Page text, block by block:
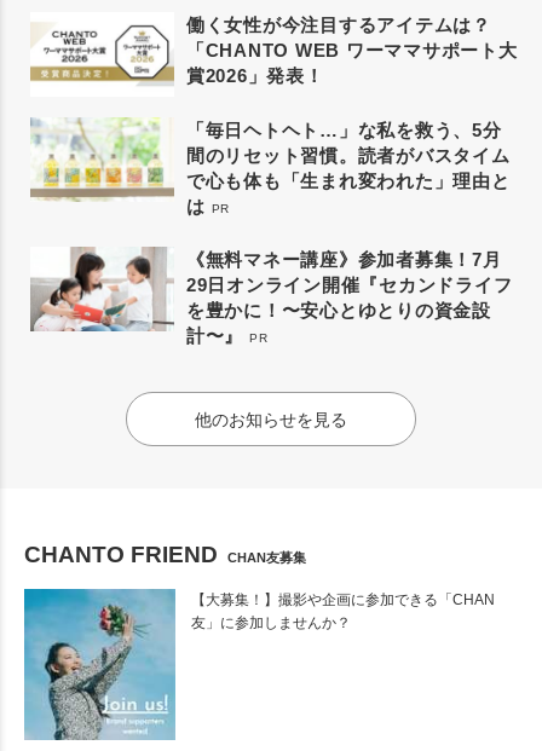
働く女性が今注目するアイテムは？
「CHANTO WEB ワーママサポート大
賞2026」発表！
「毎日ヘトヘト…」な私を救う、5分
間のリセット習慣。読者がバスタイム
で心も体も「生まれ変われた」理由と
は PR
《無料マネー講座》参加者募集！7月
29日オンライン開催『セカンドライフ
を豊かに！〜安心とゆとりの資金設
計〜』
PR
他のお知らせを見る
CHANTO FRIEND CHAN友募集
【大募集！】撮影や企画に参加できる「CHAN
友」に参加しませんか？